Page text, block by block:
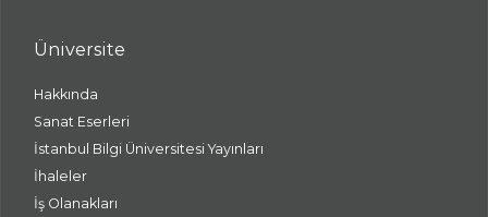
Üniversite
Hakkında
Sanat Eserleri
İstanbul Bilgi Üniversitesi Yayınları
İhaleler
İş Olanakları